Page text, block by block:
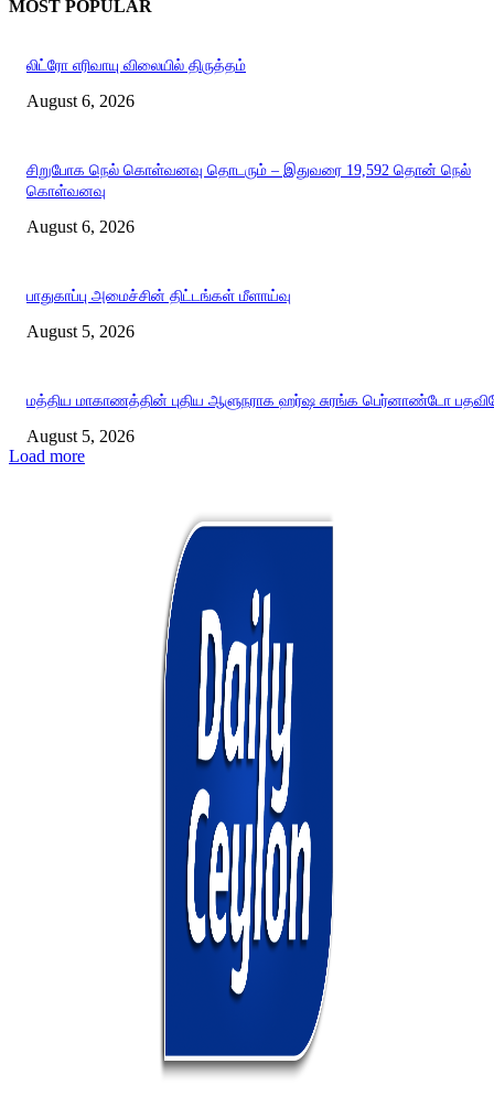
MOST POPULAR
லிட்ரோ எரிவாயு விலையில் திருத்தம்
August 6, 2026
சிறுபோக நெல் கொள்வனவு தொடரும் – இதுவரை 19,592 தொன் நெல்
கொள்வனவு
August 6, 2026
பாதுகாப்பு அமைச்சின் திட்டங்கள் மீளாய்வு
August 5, 2026
மத்திய மாகாணத்தின் புதிய ஆளுநராக ஹர்ஷ சுரங்க பெர்னாண்டோ
August 5, 2026
Load more